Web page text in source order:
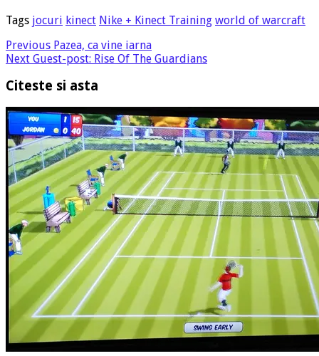
Tags jocuri kinect Nike + Kinect Training world of warcraft
Previous Pazea, ca vine iarna
Next Guest-post: Rise Of The Guardians
Citeste si asta